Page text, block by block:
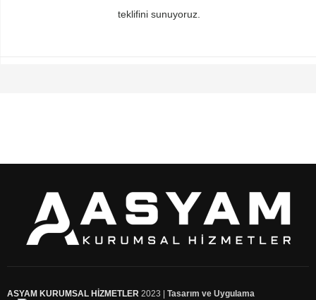
teklifini sunuyoruz.
ASYAM KURUMSAL HİZMETLER 2023 | Tasarım ve Uygulama